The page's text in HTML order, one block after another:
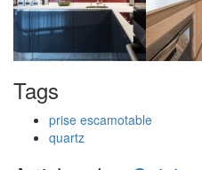
Tags
prise escamotable
quartz